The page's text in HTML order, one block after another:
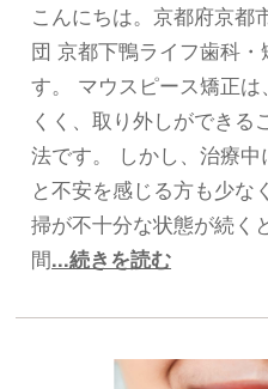
こんにちは。京都府京都
団 京都下鴨ライフ歯科
す。 マウスピース矯正
くく、取り外しができる
法です。 しかし、治療
と不安を感じる方も少な
掃が不十分な状態が続く
間...続きを読む